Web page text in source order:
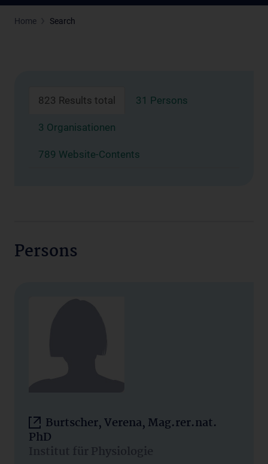
Home Search
823 Results total 31 Persons
3 Organisationen
789 Website-Contents
Persons
Burtscher, Verena, Mag.rer.nat.
PhD
Institut für Physiologie